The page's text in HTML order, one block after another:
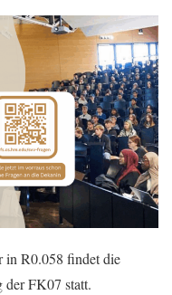
in R0.058 findet die
der FK07 statt.